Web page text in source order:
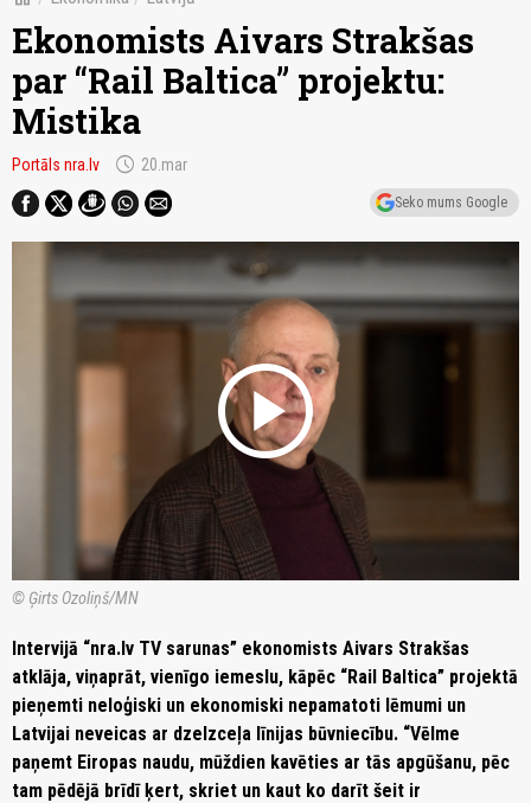
Ekonomists Aivars Strakšas
par “Rail Baltica” projektu:
Mistika
Portāls nra.lv schedule 20.mar
Seko mums Google
play_circle
© Ģirts Ozoliņš/MN
Intervijā “nra.lv TV sarunas” ekonomists Aivars Strakšas
atklāja, viņaprāt, vienīgo iemeslu, kāpēc “Rail Baltica” projektā
pieņemti neloģiski un ekonomiski nepamatoti lēmumi un
Latvijai neveicas ar dzelzceļa līnijas būvniecību. “Vēlme
paņemt Eiropas naudu, mūždien kavēties ar tās apgūšanu, pēc
tam pēdējā brīdī ķert, skriet un kaut ko darīt šeit ir